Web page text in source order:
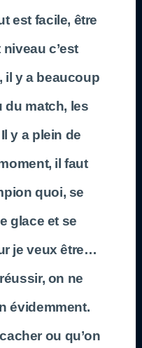
est facile, être
c’est
il y a beaucoup
du match, les
y a plein de
il faut
quoi, se
glace et se
je veux être…
on ne
évidemment.
ou qu’on